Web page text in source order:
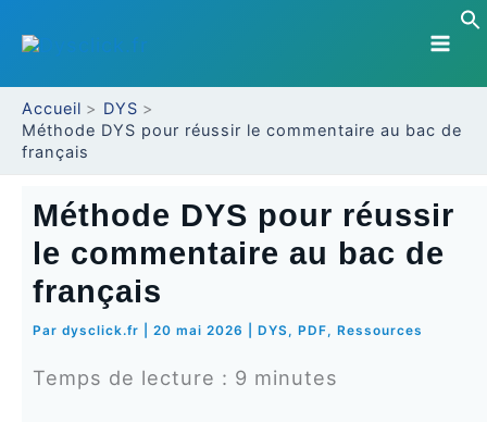
au
contenu
Accueil
DYS
Méthode DYS pour réussir le commentaire au bac de
français
Méthode DYS pour réussir
le commentaire au bac de
français
Par dysclick.fr 20 mai 2026 DYS , PDF, Ressources
Temps de lecture : 9 minutes